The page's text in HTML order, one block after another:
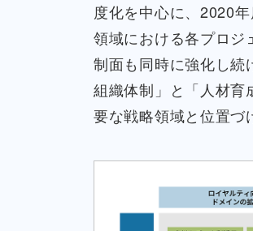
度化を中心に、2020
領域における各プロジ
制面も同時に強化し続
組織体制」と「人材育
要な戦略領域と位置づ